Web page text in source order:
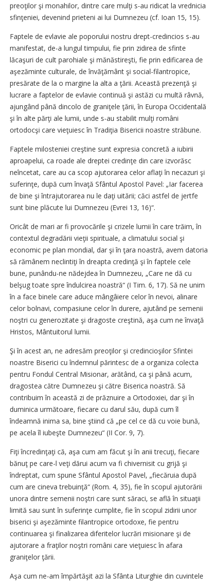
preoţilor şi monahilor, dintre care mulţi s-au ridicat la vrednicia
sfinţeniei, devenind prieteni ai lui Dumnezeu (cf. Ioan 15, 15).
Faptele de evlavie ale poporului nostru drept-credincios s-au
manifestat, de-a lungul timpului, fie prin zidirea de sfinte
lăcaşuri de cult parohiale şi mănăstireşti, fie prin edificarea de
aşezăminte culturale, de învăţământ şi social-filantropice,
presărate de la o margine la alta a ţării. Această prezenţă şi
lucrare a faptelor de evlavie continuă şi astăzi cu multă râvnă,
ajungând până dincolo de graniţele ţării, în Europa Occidentală
şi în alte părţi ale lumii, unde s-au stabilit mulţi români
ortodocşi care vieţuiesc în Tradiţia Bisericii noastre străbune.
Faptele milosteniei creştine sunt expresia concretă a iubirii
aproapelui, ca roade ale dreptei credinţe din care izvorăsc
neîncetat, care au ca scop ajutorarea celor aflaţi în necazuri şi
suferinţe, după cum învaţă Sfântul Apostol Pavel: „Iar facerea
de bine şi întrajutorarea nu le daţi uitării; căci astfel de jertfe
sunt bine plăcute lui Dumnezeu (Evrei 13, 16)“.
Oricât de mari ar fi provocările şi crizele lumii în care trăim, în
contextul degradării vieţii spirituale, a climatului social şi
economic pe plan mondial, dar şi în ţara noastră, avem datoria
să rămânem neclintiţi în dreapta credinţă şi în faptele cele
bune, punându-ne nădejdea în Dumnezeu, „Care ne dă cu
belşug toate spre îndulcirea noastră“ (I Tim. 6, 17). Să ne unim
în a face binele care aduce mângâiere celor în nevoi, alinare
celor bolnavi, compasiune celor în durere, ajutând pe semenii
noştri cu generozitate şi dragoste creştină, aşa cum ne învaţă
Hristos, Mântuitorul lumii.
Şi în acest an, ne adresăm preoţilor şi credincioşilor Sfintei
noastre Biserici cu îndemnul părintesc de a organiza colecta
pentru Fondul Central Misionar, arătând, ca şi până acum,
dragostea către Dumnezeu şi către Biserica noastră. Să
contribuim în această zi de prăznuire a Ortodoxiei, dar şi în
duminica următoare, fiecare cu darul său, după cum îl
îndeamnă inima sa, bine ştiind că „pe cel ce dă cu voie bună,
pe acela îl iubeşte Dumnezeu“ (II Cor. 9, 7).
Fiţi încredinţaţi că, aşa cum am făcut şi în anii trecuţi, fiecare
bănuţ pe care-l veţi dărui acum va fi chivernisit cu grijă şi
îndreptat, cum spune Sfântul Apostol Pavel, „fiecăruia după
cum are cineva trebuinţă“ (Rom. 4, 35), fie în scopul ajutorării
unora dintre semenii noştri care sunt săraci, se află în situaţii
limită sau sunt în suferinţe cumplite, fie în scopul zidirii unor
biserici şi aşezăminte filantropice ortodoxe, fie pentru
continuarea şi finalizarea diferitelor lucrări misionare şi de
ajutorare a fraţilor noştri români care vieţuiesc în afara
graniţelor ţării.
Aşa cum ne-am împărtăşit azi la Sfânta Liturghie din cuvintele